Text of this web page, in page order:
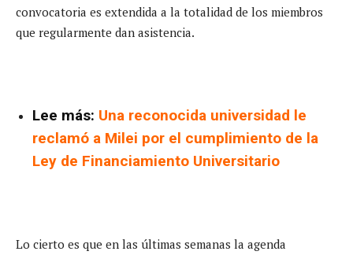
convocatoria es extendida a la totalidad de los miembros
que regularmente dan asistencia.
Lee más: Una reconocida universidad le
reclamó a Milei por el cumplimiento de la
Ley de Financiamiento Universitario
Lo cierto es que en las últimas semanas la agenda